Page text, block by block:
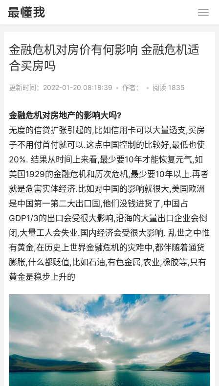
金融危机对房价有何影响 金融危机适
合买房吗
更新时间：2022-01-20 08:18:39 • 作者： • 阅读 1835
金融危机对房地产的影响大吗?
无度的信贷扩张引起的,比如信用卡可以大量透支,买房
子不用付首付就可以.这点中国控制的比较好,最低也使
20%. 结果从时间上来看,最少要10年才能恢复元气,如
美国1929的金融危机和历次危机,最少要10年以上.再者
就是危害实体经济.比如对中国的影响就很大,美国欧洲
是中国第一第二大出口国,他们没钱进货了,中国占
GDP1/3的出口会受很大影响,沿海的大量出口企业会倒
闭,大量工人会失业.国内经济会受很大影响. 乱世之中惟
有黄金,在历史上世界金融危机的灾难中,都伴随着通货
膨胀,什么都贬值,比如石油,有色金属,农业,橡胶等,只有
黄金是稳步上升的